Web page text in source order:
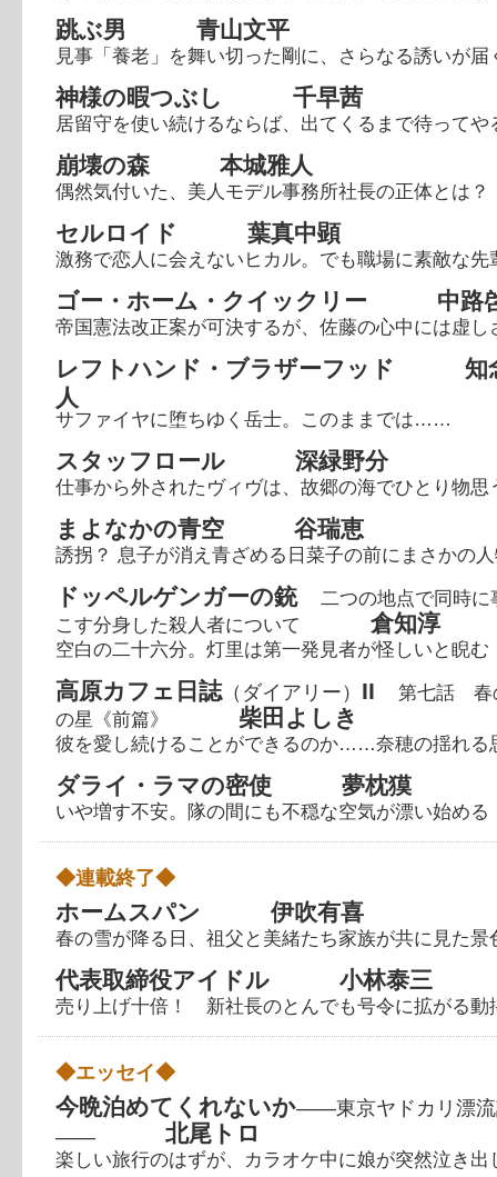
跳ぶ男 青山文平
見事「養老」を舞い切った剛に、さらなる誘いが届
神様の暇つぶし 千早茜
居留守を使い続けるならば、出てくるまで待ってや
崩壊の森 本城雅人
偶然気付いた、美人モデル事務所社長の正体とは？
セルロイド 葉真中顕
激務で恋人に会えないヒカル。でも職場に素敵な先
ゴー・ホーム・クイックリー 中路
帝国憲法改正案が可決するが、佐藤の心中には虚し
レフトハンド・ブラザーフッド 知
人
サファイヤに堕ちゆく岳士。このままでは……
スタッフロール 深緑野分
仕事から外されたヴィヴは、故郷の海でひとり物思
まよなかの青空 谷瑞恵
誘拐？ 息子が消え青ざめる日菜子の前にまさかの
ドッペルゲンガーの銃
二つの地点で同時に
こす分身した殺人者について
倉知淳
空白の二十六分。灯里は第一発見者が怪しいと睨む
高原カフェ日誌（ダイアリー） II
第七話 春
の星《前篇》
柴田よしき
彼を愛し続けることができるのか……奈穂の揺れる
ダライ・ラマの密使 夢枕獏
いや増す不安。隊の間にも不穏な空気が漂い始める
◆連載終了◆
ホームスパン 伊吹有喜
春の雪が降る日、祖父と美緒たち家族が共に見た景
代表取締役アイドル 小林泰三
売り上げ十倍！ 新社長のとんでも号令に拡がる動
◆エッセイ◆
今晩泊めてくれないか――東京ヤドカリ漂
―― 北尾トロ
楽しい旅行のはずが、カラオケ中に娘が突然泣き